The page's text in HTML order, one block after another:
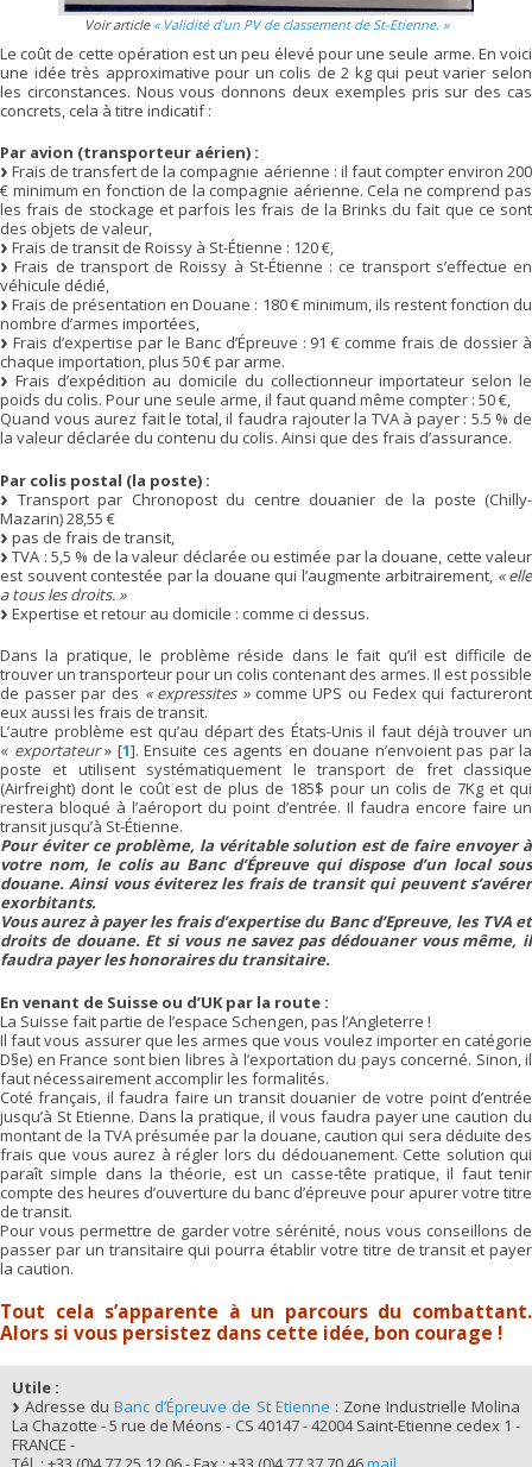
Voir article « Validité d’un PV de classement de St-Etienne. »
Le coût de cette opération est un peu élevé pour une seule arme. En voici
une idée très approximative pour un colis de 2 kg qui peut varier selon
les circonstances. Nous vous donnons deux exemples pris sur des cas
concrets, cela à titre indicatif :
Par avion (transporteur aérien) :
Frais de transfert de la compagnie aérienne : il faut compter environ 200
€ minimum en fonction de la compagnie aérienne. Cela ne comprend pas
les frais de stockage et parfois les frais de la Brinks du fait que ce sont
des objets de valeur,
Frais de transit de Roissy à St-Étienne : 120 €,
Frais de transport de Roissy à St-Étienne : ce transport s’effectue en
véhicule dédié,
Frais de présentation en Douane : 180 € minimum, ils restent fonction du
nombre d’armes importées,
Frais d’expertise par le Banc d’Épreuve : 91 € comme frais de dossier à
chaque importation, plus 50 € par arme.
Frais d’expédition au domicile du collectionneur importateur selon le
poids du colis. Pour une seule arme, il faut quand même compter : 50 €,
Quand vous aurez fait le total, il faudra rajouter la TVA à payer : 5.5 % de
la valeur déclarée du contenu du colis. Ainsi que des frais d’assurance.
Par colis postal (la poste) :
Transport par Chronopost du centre douanier de la poste (Chilly-
Mazarin) 28,55 €
pas de frais de transit,
TVA : 5,5 % de la valeur déclarée ou estimée par la douane, cette valeur
est souvent contestée par la douane qui l’augmente arbitrairement, « elle
a tous les droits. »
Expertise et retour au domicile : comme ci dessus.
Dans la pratique, le problème réside dans le fait qu’il est difficile de
trouver un transporteur pour un colis contenant des armes. Il est possible
de passer par des « expressites »comme UPS ou Fedex qui factureront
eux aussi les frais de transit.
L’autre problème est qu’au départ des États-Unis il faut déjà trouver un
« exportateur» [1]. Ensuite ces agents en douane n’envoient pas par la
poste et utilisent systématiquement le transport de fret classique
(Airfreight) dont le coût est de plus de 185$ pour un colis de 7Kg et qui
restera bloqué à l’aéroport du point d’entrée. Il faudra encore faire un
transit jusqu’à St-Étienne.
Pour éviter ce problème, la véritable solution est de faire envoyer à
votre nom, le colis au Banc d’Épreuve qui dispose d’un local sous
douane. Ainsi vous éviterez les frais de transit qui peuvent s’avérer
exorbitants.
Vous aurez à payer les frais d’expertise du Banc d’Epreuve, les TVA et
droits de douane. Et si vous ne savez pas dédouaner vous même, il
faudra payer les honoraires du transitaire.
En venant de Suisse ou d’UK par la route :
La Suisse fait partie de l’espace Schengen, pas l’Angleterre !
Il faut vous assurer que les armes que vous voulez importer en catégorie
D§e) en France sont bien libres à l’exportation du pays concerné. Sinon, il
faut nécessairement accomplir les formalités.
Coté français, il faudra faire un transit douanier de votre point d’entrée
jusqu’à St Etienne. Dans la pratique, il vous faudra payer une caution du
montant de la TVA présumée par la douane, caution qui sera déduite des
frais que vous aurez à régler lors du dédouanement. Cette solution qui
paraît simple dans la théorie, est un casse-tête pratique, il faut tenir
compte des heures d’ouverture du banc d’épreuve pour apurer votre titre
de transit.
Pour vous permettre de garder votre sérénité, nous vous conseillons de
passer par un transitaire qui pourra établir votre titre de transit et payer
la caution.
Tout cela s’apparente à un parcours du combattant.
Alors si vous persistez dans cette idée, bon courage !
Utile :
Adresse duBanc d’Épreuve de St Etienne : Zone Industrielle Molina
La Chazotte - 5 rue de Méons - CS 40147 - 42004 Saint-Etienne cedex 1 -
FRANCE -